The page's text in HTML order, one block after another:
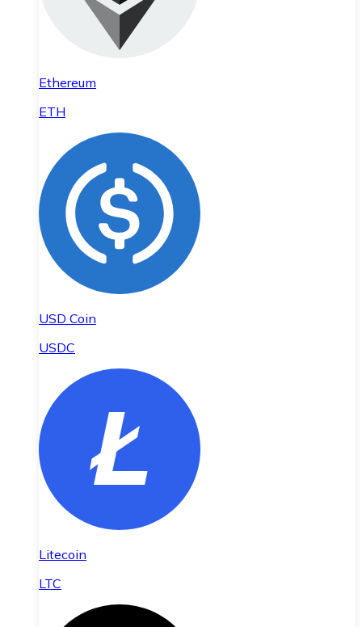
Ethereum
ETH
USD Coin
USDC
Litecoin
LTC